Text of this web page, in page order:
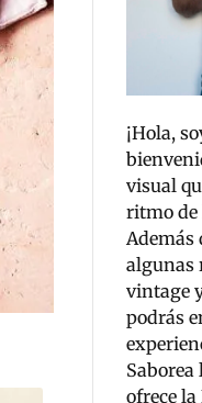
¡Hola,
visual
ritmo de
Además
algunas
vintage
podrás
Saborea
ofrece